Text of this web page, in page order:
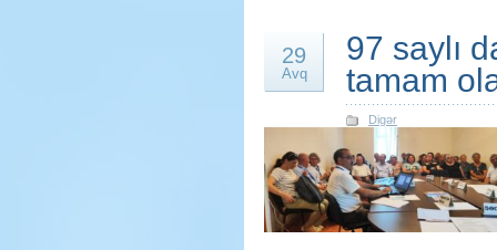
29
Avq
97 saylı
tamam
Digər